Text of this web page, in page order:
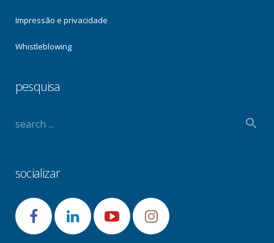
Impressão e privacidade
Whistleblowing
pesquisa
socializar